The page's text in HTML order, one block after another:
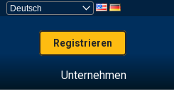
Registrieren
Unternehmen